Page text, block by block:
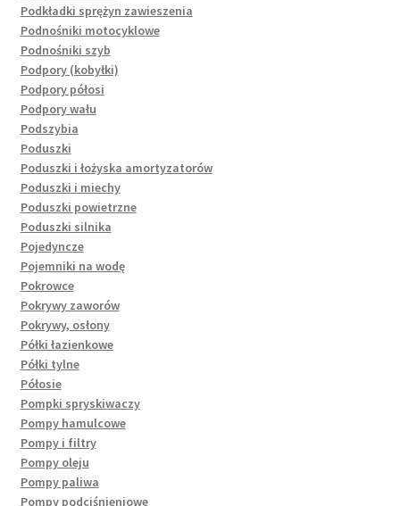
Podkładki sprężyn zawieszenia
Podnośniki motocyklowe
Podnośniki szyb
Podpory (kobyłki)
Podpory półosi
Podpory wału
Podszybia
Poduszki
Poduszki i łożyska amortyzatorów
Poduszki i miechy
Poduszki powietrzne
Poduszki silnika
Pojedyncze
Pojemniki na wodę
Pokrowce
Pokrywy zaworów
Pokrywy, osłony
Półki łazienkowe
Półki tylne
Półosie
Pompki spryskiwaczy
Pompy hamulcowe
Pompy i filtry
Pompy oleju
Pompy paliwa
Pompy podciśnieniowe